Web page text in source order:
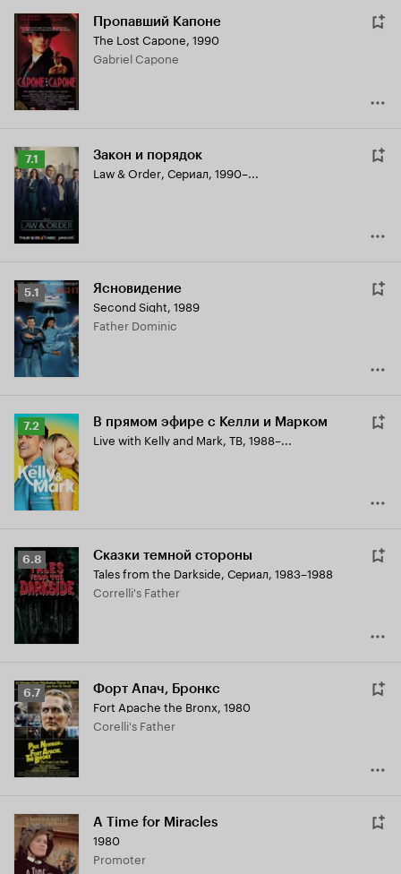
Пропавший Капоне
The Lost Capone, 1990
Gabriel Capone
Рейтинг
Кинопоиска
7.1
7.1 Закон и порядок
Law & Order, Сериал, 1990–...
Рейтинг
Кинопоиска
5.1
5.1 Ясновидение
Second Sight, 1989
Father Dominic
Рейтинг
Кинопоиска
7.2
7.2 В прямом эфире с Келли и Марком
Live with Kelly and Mark, ТВ, 1988–...
Рейтинг
Кинопоиска
6.8
6.8 Сказки темной стороны
Tales from the Darkside, Сериал, 1983–1988
Correlli's Father
Рейтинг
Кинопоиска
6.7
6.7 Форт Апач, Бронкс
Fort Apache the Bronx, 1980
Corelli's Father
A Time for Miracles
1980
Promoter